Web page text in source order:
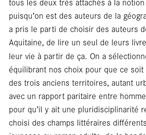
puisqu’on est des auteurs de la
a pris le parti de choisir des auteurs
Aquitaine, de lire un seul de leurs
leur vie à partir de ça. On a
équilibrant nos choix pour que ce
des trois anciens territoires, autant
avec un rapport paritaire entre
pour qu’il y ait une pluridisciplinarité
choisi des champs littéraires